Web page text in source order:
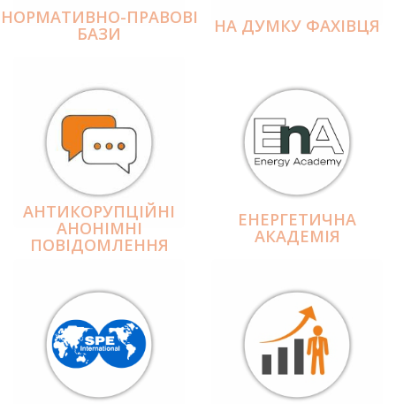
НОРМАТИВНО-ПРАВОВІ
БАЗИ НА ДУМКУ ФАХІВЦЯ
АНТИКОРУПЦІЙНІ
АНОНІМНІ
ПОВІДОМЛЕННЯ
ЕНЕРГЕТИЧНА
АКАДЕМІЯ